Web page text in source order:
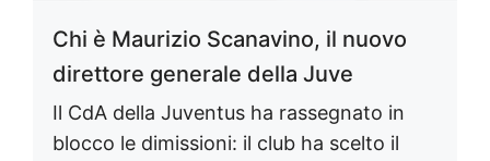
Chi è Maurizio Scanavino, il nuovo
direttore generale della Juve
Il CdA della Juventus ha rassegnato in
blocco le dimissioni: il club ha scelto il